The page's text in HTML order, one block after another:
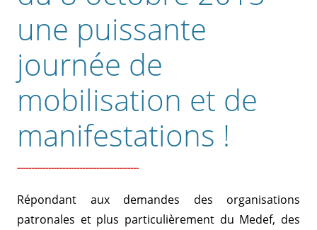
une puissante
journée de
mobilisation et de
manifestations !
Répondant aux demandes des organisations
patronales et plus particulièrement du Medef, des